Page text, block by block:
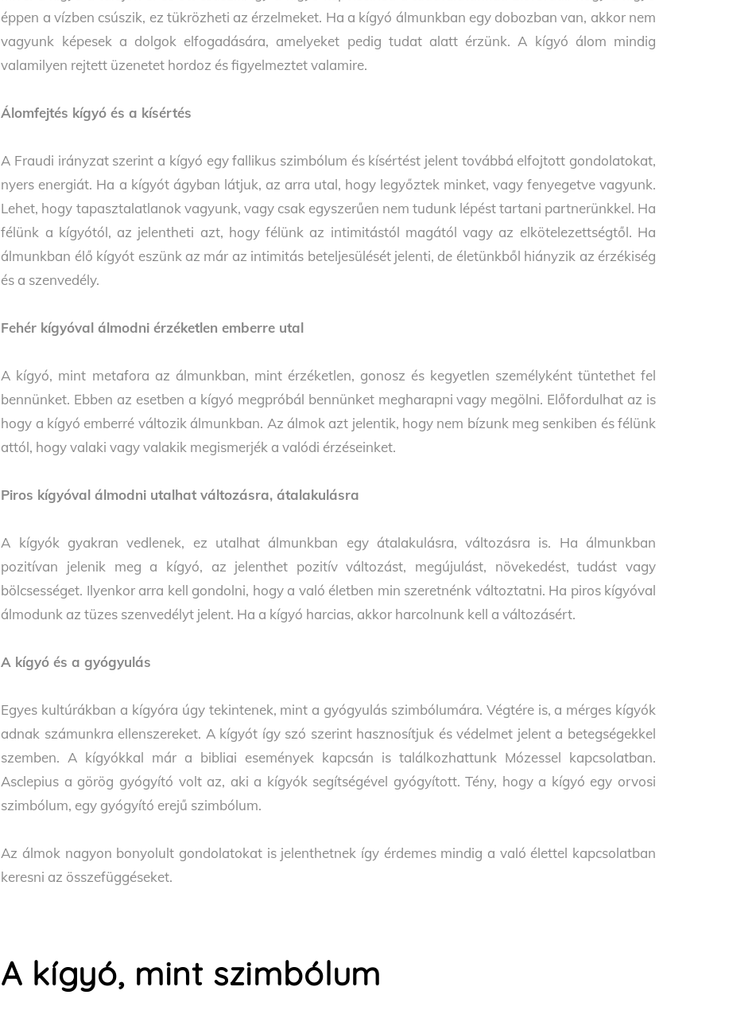
éppen a vízben csúszik, ez tükrözheti az érzelmeket. Ha a kígyó álmunkban egy dobozban van, akkor nem
vagyunk képesek a dolgok elfogadására, amelyeket pedig tudat alatt érzünk. A kígyó álom mindig
valamilyen rejtett üzenetet hordoz és figyelmeztet valamire.
Álomfejtés kígyó és a kísértés
A Fraudi irányzat szerint a kígyó egy fallikus szimbólum és kísértést jelent továbbá elfojtott gondolatokat,
nyers energiát. Ha a kígyót ágyban látjuk, az arra utal, hogy legyőztek minket, vagy fenyegetve vagyunk.
Lehet, hogy tapasztalatlanok vagyunk, vagy csak egyszerűen nem tudunk lépést tartani partnerünkkel. Ha
félünk a kígyótól, az jelentheti azt, hogy félünk az intimitástól magától vagy az elkötelezettségtől. Ha
álmunkban élő kígyót eszünk az már az intimitás beteljesülését jelenti, de életünkből hiányzik az érzékiség
és a szenvedély.
Fehér kígyóval álmodni érzéketlen emberre utal
A kígyó, mint metafora az álmunkban, mint érzéketlen, gonosz és kegyetlen személyként tüntethet fel
bennünket. Ebben az esetben a kígyó megpróbál bennünket megharapni vagy megölni. Előfordulhat az is
hogy a kígyó emberré változik álmunkban. Az álmok azt jelentik, hogy nem bízunk meg senkiben és félünk
attól, hogy valaki vagy valakik megismerjék a valódi érzéseinket.
Piros kígyóval álmodni utalhat változásra, átalakulásra
A kígyók gyakran vedlenek, ez utalhat álmunkban egy átalakulásra, változásra is. Ha álmunkban
pozitívan jelenik meg a kígyó, az jelenthet pozitív változást, megújulást, növekedést, tudást vagy
bölcsességet. Ilyenkor arra kell gondolni, hogy a való életben min szeretnénk változtatni. Ha piros kígyóval
álmodunk az tüzes szenvedélyt jelent. Ha a kígyó harcias, akkor harcolnunk kell a változásért.
A kígyó és a gyógyulás
Egyes kultúrákban a kígyóra úgy tekintenek, mint a gyógyulás szimbólumára. Végtére is, a mérges kígyók
adnak számunkra ellenszereket. A kígyót így szó szerint hasznosítjuk és védelmet jelent a betegségekkel
szemben. A kígyókkal már a bibliai események kapcsán is találkozhattunk Mózessel kapcsolatban.
Asclepius a görög gyógyító volt az, aki a kígyók segítségével gyógyított. Tény, hogy a kígyó egy orvosi
szimbólum, egy gyógyító erejű szimbólum.
Az álmok nagyon bonyolult gondolatokat is jelenthetnek így érdemes mindig a való élettel kapcsolatban
keresni az összefüggéseket.
A kígyó, mint szimbólum